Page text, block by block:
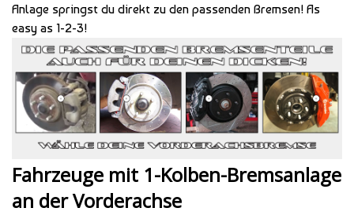
Anlage springst du direkt zu den passenden Bremsen! As
easy as 1-2-3!
Fahrzeuge mit 1-Kolben-Bremsanlage
an der Vorderachse